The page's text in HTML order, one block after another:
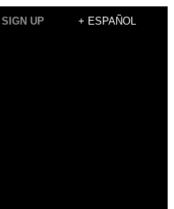
UP + ESPAÑOL